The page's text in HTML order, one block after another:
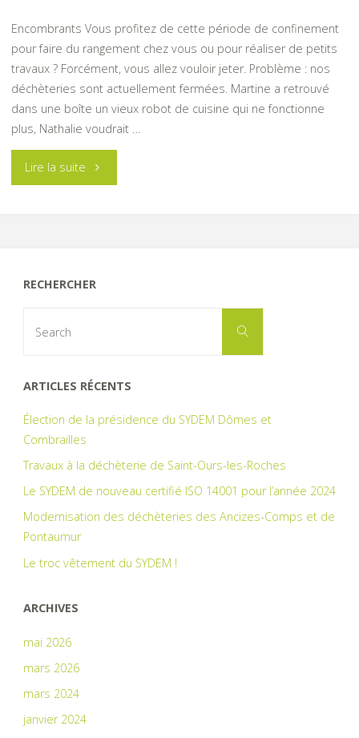
Encombrants Vous profitez de cette période de confinement
pour faire du rangement chez vous ou pour réaliser de petits
travaux ? Forcément, vous allez vouloir jeter. Problème : nos
déchèteries sont actuellement fermées. Martine a retrouvé
dans une boîte un vieux robot de cuisine qui ne fonctionne
plus, Nathalie voudrait …
Lire la suite"Quid
?"
RECHERCHER
Search
ARTICLES RÉCENTS
Élection de la présidence du SYDEM Dômes et
Combrailles
Travaux à la déchèterie de Saint-Ours-les-Roches
Le SYDEM de nouveau certifié ISO 14001 pour l’année 2024
Modernisation des déchèteries des Ancizes-Comps et de
Pontaumur
Le troc vêtement du SYDEM !
ARCHIVES
mai 2026
mars 2026
mars 2024
janvier 2024